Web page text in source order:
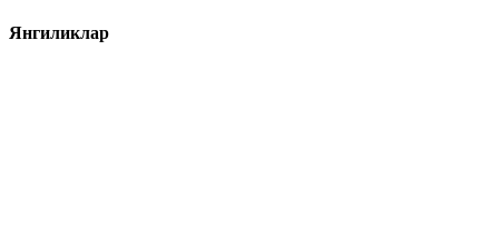
Янгиликлар